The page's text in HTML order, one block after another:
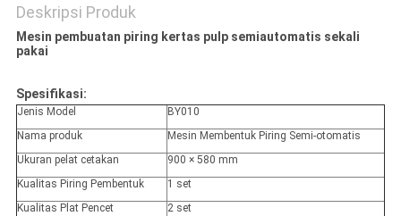
Deskripsi Produk
Mesin pembuatan piring kertas pulp semiautomatis sekali
pakai
Spesifikasi:
Jenis Model
BY010
Nama produk
Mesin Membentuk Piring Semi-otomatis
Ukuran pelat cetakan
900 × 580 mm
Kualitas Piring Pembentuk
1 set
Kualitas Plat Pencet
2 set